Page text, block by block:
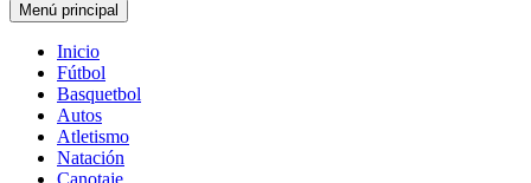
Menú principal
Inicio
Fútbol
Basquetbol
Autos
Atletismo
Natación
Canotaje